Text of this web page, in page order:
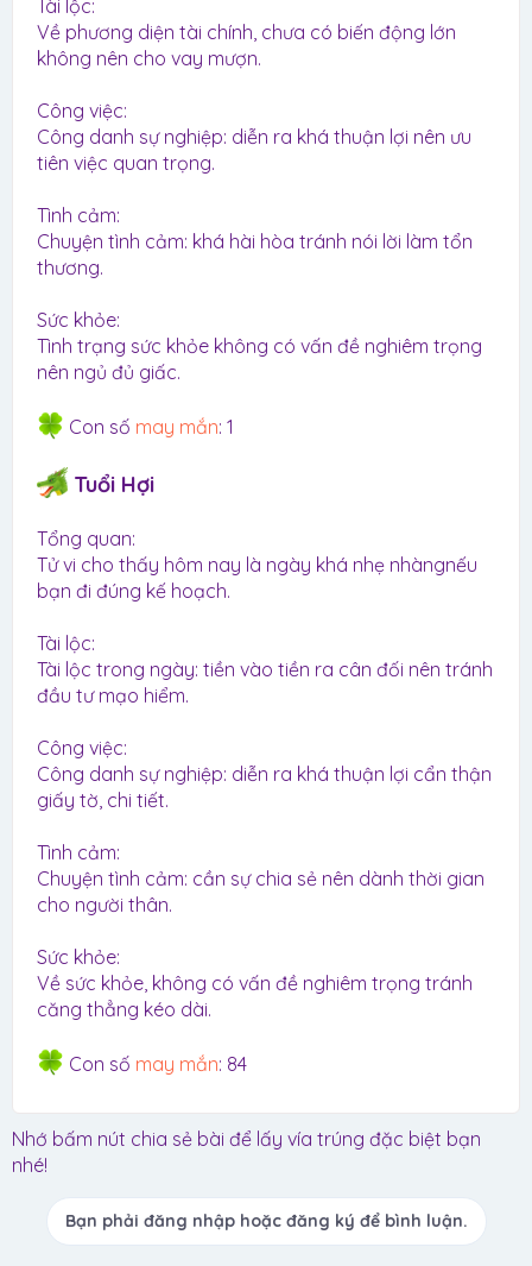
Tài lộc:
Về phương diện tài chính, chưa có biến động lớn
không nên cho vay mượn.
Công việc:
Công danh sự nghiệp: diễn ra khá thuận lợi nên ưu
tiên việc quan trọng.
Tình cảm:
Chuyện tình cảm: khá hài hòa tránh nói lời làm tổn
thương.
Sức khỏe:
Tình trạng sức khỏe không có vấn đề nghiêm trọng
nên ngủ đủ giấc.
Con số may mắn: 1
Tuổi Hợi
Tổng quan:
Tử vi cho thấy hôm nay là ngày khá nhẹ nhàngnếu
bạn đi đúng kế hoạch.
Tài lộc:
Tài lộc trong ngày: tiền vào tiền ra cân đối nên tránh
đầu tư mạo hiểm.
Công việc:
Công danh sự nghiệp: diễn ra khá thuận lợi cẩn thận
giấy tờ, chi tiết.
Tình cảm:
Chuyện tình cảm: cần sự chia sẻ nên dành thời gian
cho người thân.
Sức khỏe:
Về sức khỏe, không có vấn đề nghiêm trọng tránh
căng thẳng kéo dài.
Con số may mắn: 84
Nhớ bấm nút chia sẻ bài để lấy vía trúng đặc biệt bạn
nhé!
Bạn phải đăng nhập hoặc đăng ký để bình luận.